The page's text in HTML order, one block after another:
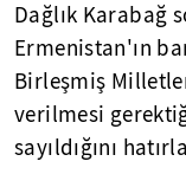
Dağlık Karabağ
Ermenistan'ın
Birleşmiş
verilmesi
sayıldığını